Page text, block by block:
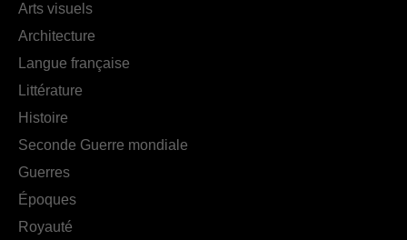
Arts visuels
Architecture
Langue française
Littérature
Histoire
Seconde Guerre mondiale
Guerres
Époques
Royauté